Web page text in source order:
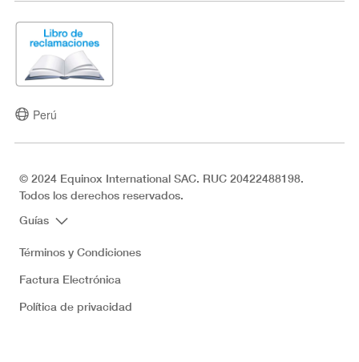
Perú
© 2024 Equinox International SAC. RUC 20422488198.
Todos los derechos reservados.
Guías
Términos y Condiciones
Factura Electrónica
Política de privacidad